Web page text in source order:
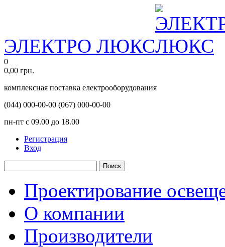
ЭЛЕКТРО ЛЮКС
0
0,00 грн.
комплексная поставка електрооборудования
(044) 000-00-00 (067) 000-00-00
пн-пт с 09.00 до 18.00
Регистрация
Вход
Поиск
Проектирование
О компании
Производители